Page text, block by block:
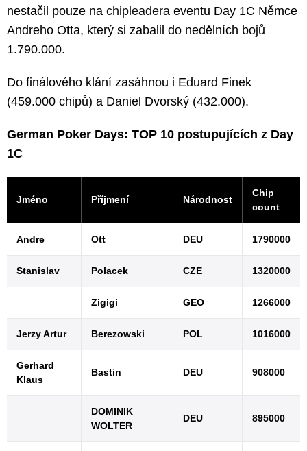
nestačil pouze na chipleadera eventu Day 1C Němce
Andreho Otta, který si zabalil do nedělních bojů
1.790.000.
Do finálového klání zasáhnou i Eduard Finek
(459.000 chipů) a Daniel Dvorský (432.000).
German Poker Days: TOP 10 postupujících z Day
1C
Jméno Příjmení Národnost
Chip
count
Andre Ott DEU 1790000
Stanislav Polacek CZE 1320000
Zigigi GEO 1266000
Jerzy Artur Berezowski POL 1016000
Gerhard
Klaus
Bastin DEU 908000
DOMINIK
WOLTER
DEU 895000